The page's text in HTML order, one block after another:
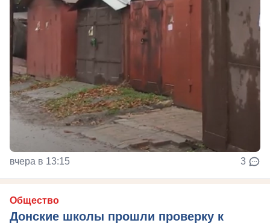
вчера в 13:15 3
Общество
Донские школы прошли проверку к